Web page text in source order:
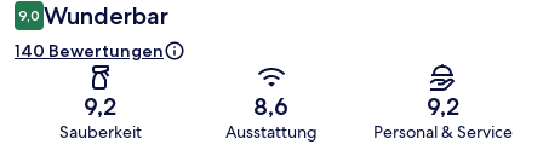
9,0 Wunderbar
140 Bewertungen
9,2
Sauberkeit
8,6
Ausstattung
9,2
Personal & Service